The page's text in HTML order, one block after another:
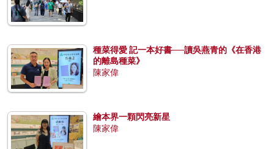
種菜得愛 記一本好書──讀吳燕青的《在香港
的離島種菜》
陳家偉
繪本界一顆閃亮新星
陳家偉